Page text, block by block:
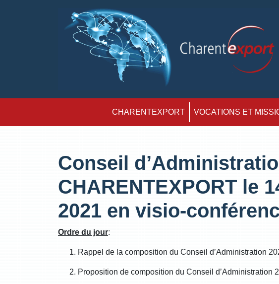
CHARENTEXPORT VOCATIONS ET
Conseil
CHARENTEXPORT le
2021 en visio-
Ordre du jour:
Rappel de la composition du Conseil d’Administration
Proposition de composition du Conseil d’Administration